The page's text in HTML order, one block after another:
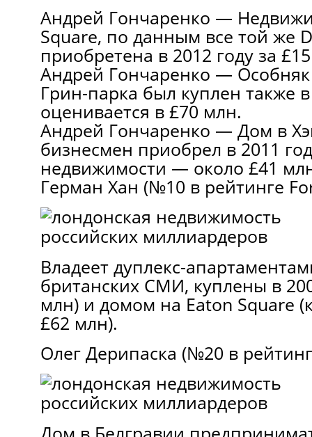
Андрей Гончаренко —
Square, по данным все той же
приобретена в 2012 году за
Андрей Гончаренко — Особняк
Грин-парка был куплен также
оценивается в £70 млн.
Андрей Гончаренко — Дом в
бизнесмен приобрел в 2011
недвижимости — около £41
Герман Хан (№10 в рейтинге
Владеет дуплекс-
британских СМИ, куплены в
млн) и домом на Eaton Square
£62 млн).
Олег Дерипаска (№20 в